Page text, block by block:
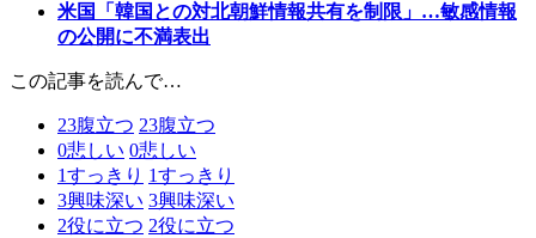
米国「韓国との対北朝鮮情報共有を制限」…敏感情報
の公開に不満表出
この記事を読んで…
23腹立つ 23腹立つ
0悲しい 0悲しい
1すっきり 1すっきり
3興味深い 3興味深い
2役に立つ 2役に立つ